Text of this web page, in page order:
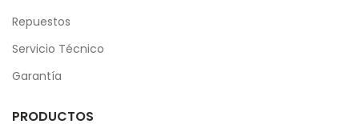
Repuestos
Servicio Técnico
Garantía
PRODUCTOS